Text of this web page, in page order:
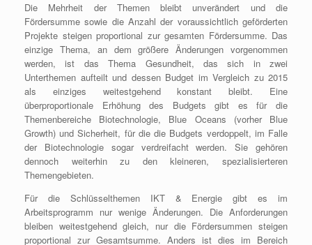
Die Mehrheit der Themen bleibt unverändert und die
Fördersumme sowie die Anzahl der voraussichtlich geförderten
Projekte steigen proportional zur gesamten Fördersumme. Das
einzige Thema, an dem größere Änderungen vorgenommen
werden, ist das Thema Gesundheit, das sich in zwei
Unterthemen aufteilt und dessen Budget im Vergleich zu 2015
als einziges weitestgehend konstant bleibt. Eine
überproportionale Erhöhung des Budgets gibt es für die
Themenbereiche Biotechnologie, Blue Oceans (vorher Blue
Growth) und Sicherheit, für die die Budgets verdoppelt, im Falle
der Biotechnologie sogar verdreifacht werden. Sie gehören
dennoch weiterhin zu den kleineren, spezialisierteren
Themengebieten.
Für die Schlüsselthemen IKT & Energie gibt es im
Arbeitsprogramm nur wenige Änderungen. Die Anforderungen
bleiben weitestgehend gleich, nur die Fördersummen steigen
proportional zur Gesamtsumme. Anders ist dies im Bereich